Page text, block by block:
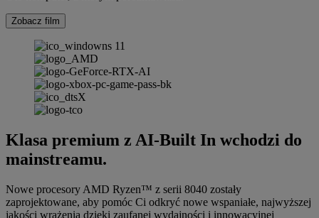
Zobacz film
Klasa premium z AI-Built In wchodzi do
mainstreamu.
Nowe procesory AMD Ryzen™ z serii 8040 zostały
zaprojektowane, aby pomóc Ci odkryć nowe wspaniałe, najwyższej
jakości wrażenia dzięki zaufanej wydajności i innowacyjnej